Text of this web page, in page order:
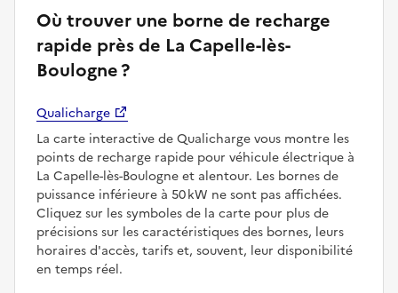
Où trouver une borne de recharge
rapide près de La Capelle-lès-
Boulogne ?
Qualicharge
La carte interactive de Qualicharge vous montre les
points de recharge rapide pour véhicule électrique à
La Capelle-lès-Boulogne et alentour. Les bornes de
puissance inférieure à 50 kW ne sont pas affichées.
Cliquez sur les symboles de la carte pour plus de
précisions sur les caractéristiques des bornes, leurs
horaires d'accès, tarifs et, souvent, leur disponibilité
en temps réel.